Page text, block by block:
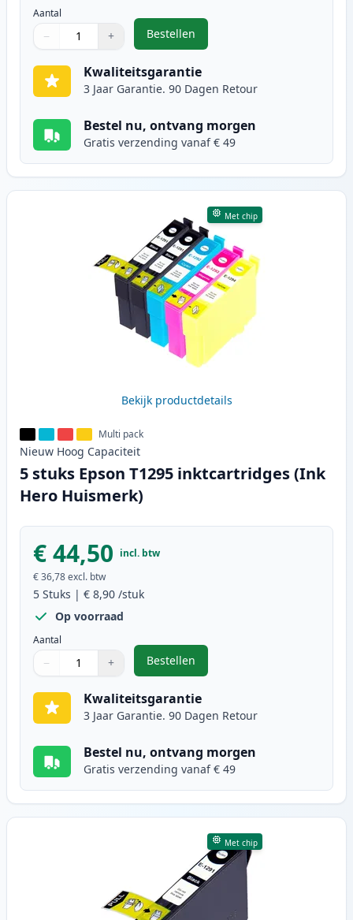
Aantal
Gebruik de knoppen om aan te passen
− +
1
Bestellen
,5 stuks Epson T1285
Kwaliteitsgarantie
3 Jaar Garantie. 90 Dagen Retour
Bestel nu, ontvang morgen
Gratis verzending vanaf € 49
Met chip
Bekijk productdetails
Multi pack
Nieuw Hoog Capaciteit
5 stuks Epson T1295 inktcartridges (Ink
Hero Huismerk)
€ 44,50 incl. btw
€ 36,78excl. btw
5 Stuks | € 8,90 /stuk
Op voorraad
Aantal
Gebruik de knoppen om aan te passen
− +
1
Bestellen
,5 stuks Epson T1295
Kwaliteitsgarantie
3 Jaar Garantie. 90 Dagen Retour
Bestel nu, ontvang morgen
Gratis verzending vanaf € 49
Met chip